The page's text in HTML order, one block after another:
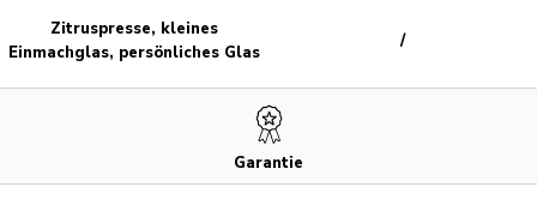
Garantie
Zitruspresse, kleines
Einmachglas, persönliches Glas
/